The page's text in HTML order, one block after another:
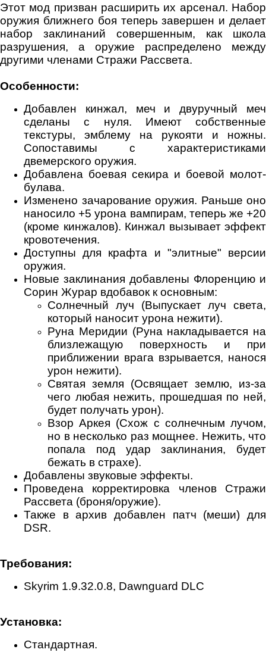
Этот мод призван расширить их арсенал. Набор
оружия ближнего боя теперь завершен и делает
набор заклинаний совершенным, как школа
разрушения, а оружие распределено между
другими членами Стражи Рассвета.
Особенности:
Добавлен кинжал, меч и двуручный меч
сделаны с нуля. Имеют собственные
текстуры, эмблему на рукояти и ножны.
Сопоставимы с характеристиками
двемерского оружия.
Добавлена боевая секира и боевой молот-
булава.
Изменено зачарование оружия. Раньше оно
наносило +5 урона вампирам, теперь же +20
(кроме кинжалов). Кинжал вызывает эффект
кровотечения.
Доступны для крафта и "элитные" версии
оружия.
Новые заклинания добавлены Флоренцию и
Сорин Журар вдобавок к основным:
Солнечный луч (Выпускает луч света,
который наносит урона нежити).
Руна Меридии (Руна накладывается на
близлежащую поверхность и при
приближении врага взрывается, нанося
урон нежити).
Святая земля (Освящает землю, из-за
чего любая нежить, прошедшая по ней,
будет получать урон).
Взор Аркея (Схож с солнечным лучом,
но в несколько раз мощнее. Нежить, что
попала под удар заклинания, будет
бежать в страхе).
Добавлены звуковые эффекты.
Проведена корректировка членов Стражи
Рассвета (броня/оружие).
Также в архив добавлен патч (меши) для
DSR.
Требования:
Skyrim 1.9.32.0.8, Dawnguard DLC
Установка:
Стандартная.